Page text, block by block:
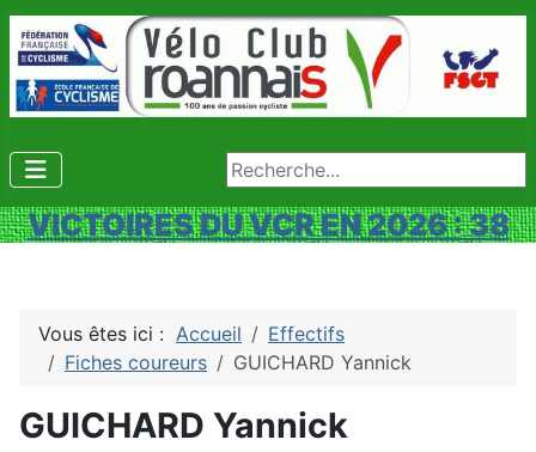
Rechercher
VICTOIRES DU VCR EN 2026 : 38
Vous êtes ici : Accueil
Effectifs
Fiches coureurs
GUICHARD Yannick
GUICHARD Yannick